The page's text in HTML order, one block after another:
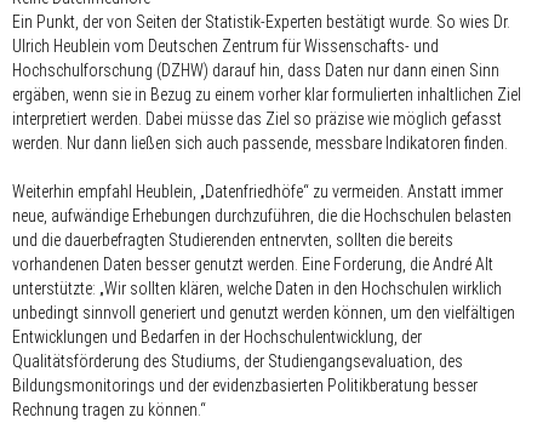
Ein Punkt, der von Seiten der Statistik-Experten bestätigt wurde. So wies Dr.
Ulrich Heublein vom Deutschen Zentrum für Wissenschafts- und
Hochschulforschung (DZHW) darauf hin, dass Daten nur dann einen Sinn
ergäben, wenn sie in Bezug zu einem vorher klar formulierten inhaltlichen Ziel
interpretiert werden. Dabei müsse das Ziel so präzise wie möglich gefasst
werden. Nur dann ließen sich auch passende, messbare Indikatoren finden.
Weiterhin empfahl Heublein, „Datenfriedhöfe“ zu vermeiden. Anstatt immer
neue, aufwändige Erhebungen durchzuführen, die die Hochschulen belasten
und die dauerbefragten Studierenden entnervten, sollten die bereits
vorhandenen Daten besser genutzt werden. Eine Forderung, die André Alt
unterstützte: „Wir sollten klären, welche Daten in den Hochschulen wirklich
unbedingt sinnvoll generiert und genutzt werden können, um den vielfältigen
Entwicklungen und Bedarfen in der Hochschulentwicklung, der
Qualitätsförderung des Studiums, der Studiengangsevaluation, des
Bildungsmonitorings und der evidenzbasierten Politikberatung besser
Rechnung tragen zu können.“